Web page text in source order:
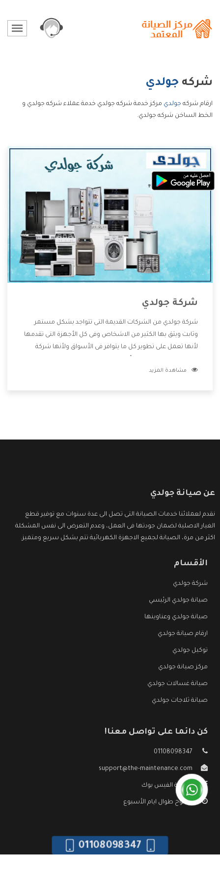
شركه جولدي
ارقام شركه جولدي مركز خدمة شركه جولدي خدمة عملاء شركه جولدي و
الخط الساخن شركه جولدي.
شركة جولدي
شركة جولدي من الشركات القديمة التى تتواجد بشكل مستمر
وثابت ويثق بها الكثير من الاشخاص وفى كل الأجهزة التى تقدمها
لأنها تعمل على تطوير كل ما يتوافر فى الأسواق ولأنها شركة
وتقدم للعملاء أقوى العروض والخصومات التى تسهل على
مشاهدة المزيد
عن صيانة جولدي
نقدم لعملائنا خدمات الصيانة التى تصل الى عدة سنوات مع توفير قطع
الغيار الاصلية لضمان جودتها فى العمل، وعدم التعرض الى نفس المشكلة
اكثر من مرة، الصيانة لجميع الاجهزة الكهربائية تتم بشكل سريع ومتميز.
الأقسام
شركة جولدي
صيانة جولدي الرئيسي
صيانة جولدي وعناوينها
ارقام صيانة جولدي
توكيل جولدي
مركز صيانة جولدي
صيانة غسالات جولدي
صيانة ثلاجات جولدي
كن دائما على تواصل معنا!
01108098347
support@the-maintenance.com
صفحة الفيس بوك
مفتوح طوال ايام الأسبوع
01108098347